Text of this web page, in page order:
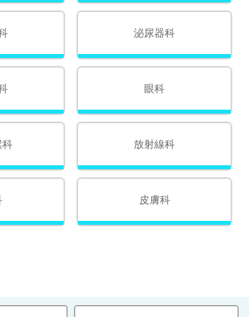
泌尿器科
眼科
科 放射線科
皮膚科